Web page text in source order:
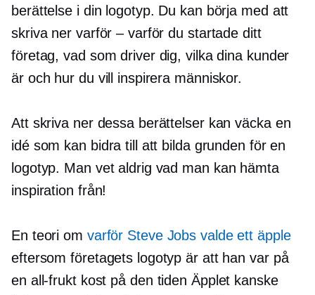
berättelse i din logotyp. Du kan börja med att
skriva ner varför – varför du startade ditt
företag, vad som driver dig, vilka dina kunder
är och hur du vill inspirera människor.
Att skriva ner dessa berättelser kan väcka en
idé som kan bidra till att bilda grunden för en
logotyp. Man vet aldrig vad man kan hämta
inspiration från!
En teori om varför Steve Jobs valde ett äpple
eftersom företagets logotyp är att han var på
en all-fruktkost på den tiden Äpplet kanske